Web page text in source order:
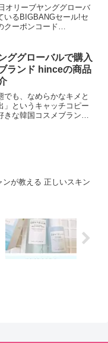
オリーブヤンググローバ
いるBIGBANGセール!セ
クーポンコード
アイテムです
ググローバルで購入
ランド hinceの商品
でも、なめらかなキメと
」というキャッチコピー
きな韓国コスメブランド
ンが教える 正しいスキン